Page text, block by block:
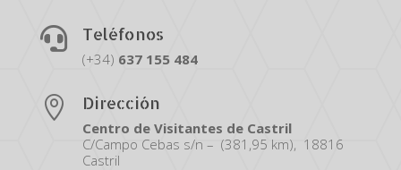
 Teléfonos
(+34) 637 155 484
 Dirección
Centro de Visitantes de Castril
C/Campo Cebas s/n – (381,95 km), 18816
Castril